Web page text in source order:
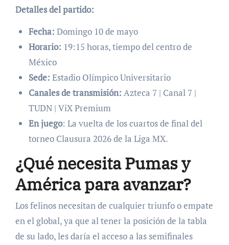
Detalles del partido:
Fecha: Domingo 10 de mayo
Horario: 19:15 horas, tiempo del centro de
México
Sede: Estadio Olímpico Universitario
Canales de transmisión: Azteca 7 | Canal 7 |
TUDN | ViX Premium
En juego: La vuelta de los cuartos de final del
torneo Clausura 2026 de la Liga MX.
¿Qué necesita Pumas y
América para avanzar?
Los felinos necesitan de cualquier triunfo o empate
en el global, ya que al tener la posición de la tabla
de su lado, les daría el acceso a las semifinales